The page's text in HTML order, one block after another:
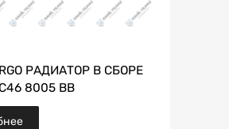
РАДИАТОР В СБОРЕ
8005 BB